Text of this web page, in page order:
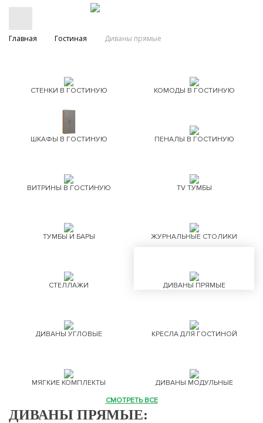
Главная Гостиная Диваны прямые
СТЕНКИ В ГОСТИНУЮ КОМОДЫ В ГОСТИНУЮ
ШКАФЫ В ГОСТИНУЮ ПЕНАЛЫ В ГОСТИНУЮ
ВИТРИНЫ В ГОСТИНУЮ TV ТУМБЫ
ТУМБЫ И БАРЫ ЖУРНАЛЬНЫЕ СТОЛИКИ
СТЕЛЛАЖИ ДИВАНЫ ПРЯМЫЕ
ДИВАНЫ УГЛОВЫЕ КРЕСЛА ДЛЯ ГОСТИНОЙ
МЯГКИЕ КОМПЛЕКТЫ
ДИВАНЫ МОДУЛЬНЫЕ
СМОТРЕТЬ ВСЕ
ДИВАНЫ ПРЯМЫЕ: